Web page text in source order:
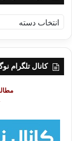
ه
ر
کانال تلگرام